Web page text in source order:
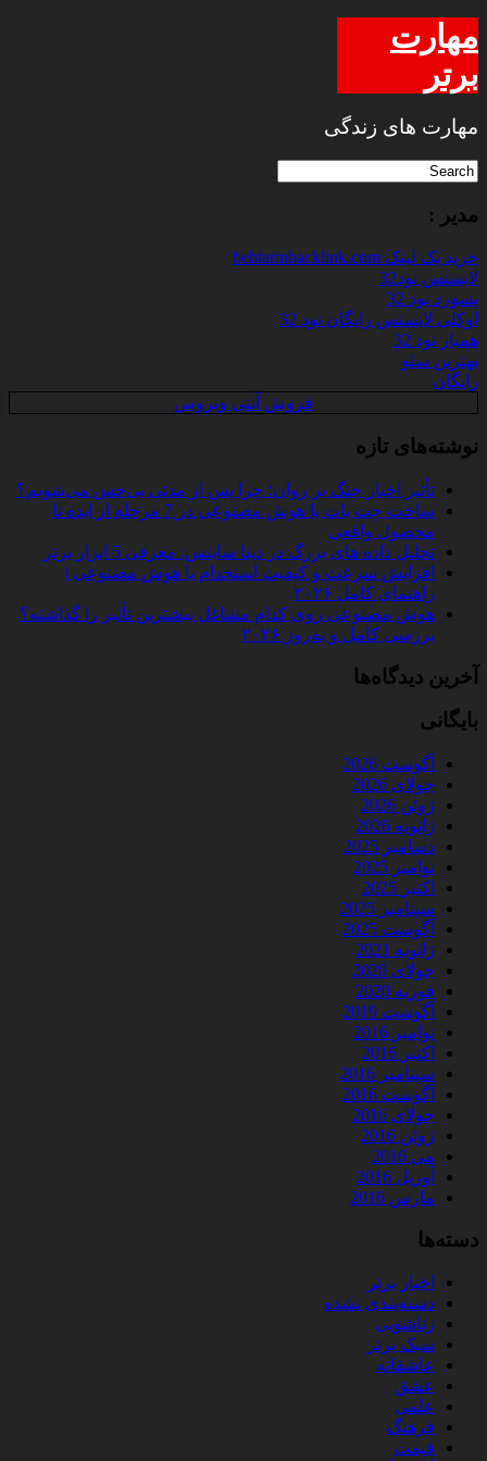
مهارت
برتر
مهارت های زندگی
مدیر :
خرید بک لینک behtarinbacklink.com
لایسنس نود32
پسورد نود 32
اوکلی لایسنس رایگان نود 32
همیار نود 32
بهترین سئو
رایگان
فروش آنتی ویروس
نوشته‌های تازه
تأثیر اخبار جنگ بر روان؛ چرا پس از مدتی بی‌حس می‌شویم؟
ساخت چت‌ بات با هوش مصنوعی در 7 مرحله از ایده تا
محصول واقعی
تحلیل داده‌ های بزرگ در دیتا ساینس: معرفی 5 ابزار برتر
افزایش سرعت و کیفیت استخدام با هوش مصنوعی |
راهنمای کامل ۲۰۲۶
هوش مصنوعی روی کدام مشاغل بیشترین تأثیر را گذاشته؟
بررسی کامل و به‌روز ۲۰۲۶
آخرین دیدگاه‌ها
بایگانی
آگوست 2026
جولای 2026
ژوئن 2026
ژانویه 2026
دسامبر 2025
نوامبر 2025
اکتبر 2025
سپتامبر 2025
آگوست 2025
ژانویه 2021
جولای 2020
فوریه 2020
آگوست 2019
نوامبر 2016
اکتبر 2016
سپتامبر 2016
آگوست 2016
جولای 2016
ژوئن 2016
می 2016
آوریل 2016
مارس 2016
دسته‌ها
اخبار برتر
دسته‌بندی نشده
زناشویی
سبک برتر
عاشقانه
عشق
علمی
فرهنگ
قیمت